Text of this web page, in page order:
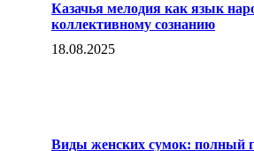
Казачья мелодия как язык
коллективному сознанию
18.08.2025
Виды женских сумок: полный